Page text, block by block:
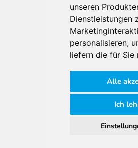
unseren
Dienstleistungen
personalisieren,
liefern die für Sie
Alle
Ich
Teilnahme
FAQ
Für
Impressum
AGB
Cookie